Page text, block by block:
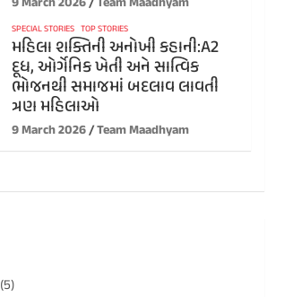
SPECIAL STORIES TOP STORIES
મહિલા શક્તિની અનોખી કહાની:A2
દૂધ, ઓર્ગેનિક ખેતી અને સાત્વિક
ભોજનથી સમાજમાં બદલાવ લાવતી
ત્રણ મહિલાઓ
9 March 2026 Team Maadhyam
(5)